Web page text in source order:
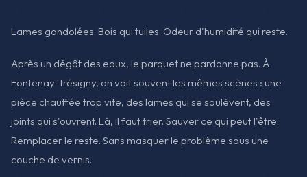
Lames gondolées. Bois qui tuiles. Odeur d'humidité qui reste.
Après un dégât des eaux, le parquet ne pardonne pas. À
Fontenay-Trésigny, on voit souvent les mêmes scènes : une
pièce chauffée trop vite, des lames qui se soulèvent, des
joints qui s'ouvrent. Là, il faut trier. Sauver ce qui peut l'être.
Remplacer le reste. Sans masquer le problème sous une
couche de vernis.